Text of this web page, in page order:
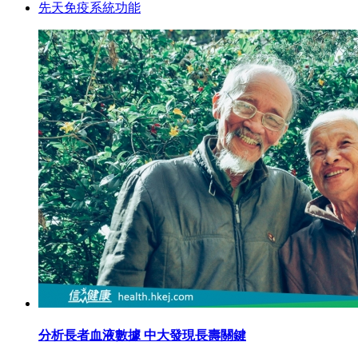
先天免疫系統功能
分析長者血液數據 中大發現長壽關鍵